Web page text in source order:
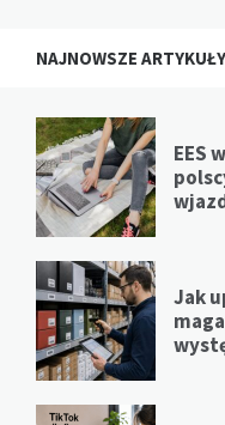
NAJNOWSZE ARTYKUŁY
EES
Jak